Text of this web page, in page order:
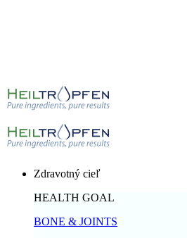
Zdravotný cieľ
HEALTH GOAL
BONE & JOINTS